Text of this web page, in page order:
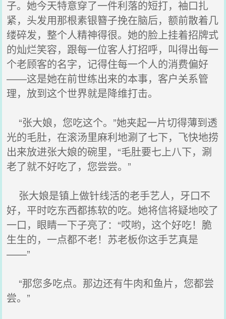
子。她今天特意穿了一件利落的短打，袖口扎
紧，头发用那根素银簪子挽在脑后，额前散着几
缕碎发，整个人精神得很。她的脸上挂着招牌式
的灿烂笑容，跟每一位客人打招呼，叫得出每一
个老顾客的名字，记得住每一个人的消费偏好
——这是她在前世练出来的本事，客户关系管
理，放到这个世界就是降维打击。
“张大娘，您吃这个。”她夹起一片切得薄到透
光的毛肚，在滚汤里麻利地涮了七下，飞快地捞
出来放进张大娘的碗里，“毛肚要七上八下，涮
老了就不好吃了，您尝尝。”
张大娘是镇上做针线活的老手艺人，牙口不
好，平时吃东西都拣软的吃。她将信将疑地咬了
一口，眼睛一下子亮了：“哎哟，这个好吃！脆
生生的，一点都不老！苏老板你这手艺真是
——”
“那您多吃点。那边还有牛肉和鱼片，您都尝
尝。”